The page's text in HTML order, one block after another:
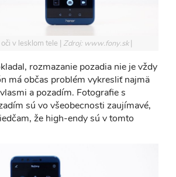
v lesklom tele Zdroj: www.fony.sk
rozmazanie pozadia nie je vždy
má občas problém vykresliť najmä
a pozadím. Fotografie s
sú vo všeobecnosti zaujímavé,
že high-endy sú v tomto